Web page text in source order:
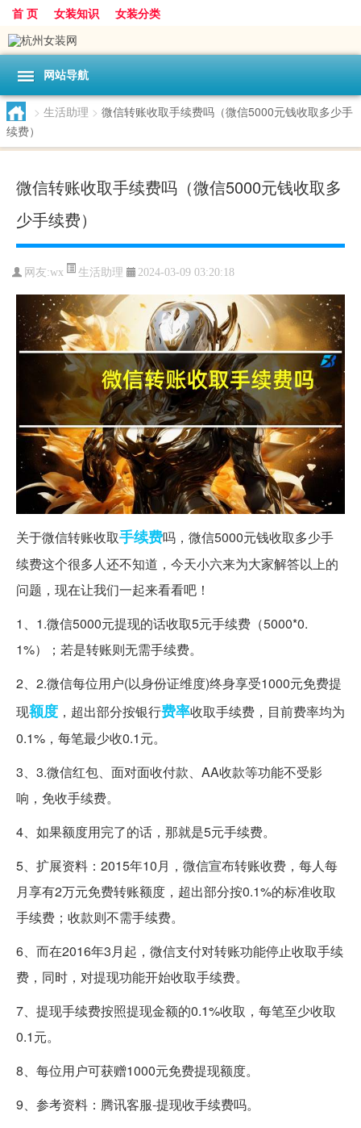
首 页 女装知识 女装分类
网站导航
> 生活助理 > 微信转账收取手续费吗（微信5000元钱收取多少手
续费）
微信转账收取手续费吗（微信5000元钱收取多
少手续费）
网友:wx 生活助理 2024-03-09 03:20:18
关于微信转账收取手续费吗，微信5000元钱收取多少手
续费这个很多人还不知道，今天小六来为大家解答以上的
问题，现在让我们一起来看看吧！
1、1.微信5000元提现的话收取5元手续费（5000*0.
1%）；若是转账则无需手续费。
2、2.微信每位用户(以身份证维度)终身享受1000元免费提
现额度 ，超出部分按银行费率收取手续费，目前费率均为
0.1%，每笔最少收0.1元。
3、3.微信红包、面对面收付款、AA收款等功能不受影
响，免收手续费。
4、如果额度用完了的话，那就是5元手续费。
5、扩展资料：2015年10月，微信宣布转账收费，每人每
月享有2万元免费转账额度，超出部分按0.1%的标准收取
手续费；收款则不需手续费。
6、而在2016年3月起，微信支付对转账功能停止收取手续
费，同时，对提现功能开始收取手续费。
7、提现手续费按照提现金额的0.1%收取，每笔至少收取
0.1元。
8、每位用户可获赠1000元免费提现额度。
9、参考资料：腾讯客服-提现收手续费吗。